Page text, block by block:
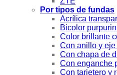
Por tipos de fundas
Acrílica
Bicolor
Color brillante
Con anillo y
Con chapa de
Con enganche
Con tarjetero y